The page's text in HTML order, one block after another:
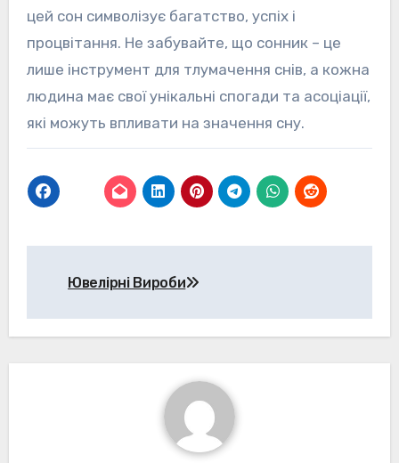
цей сон символізує багатство, успіх і
процвітання. Не забувайте, що сонник – це
лише інструмент для тлумачення снів, а кожна
людина має свої унікальні спогади та асоціації,
які можуть впливати на значення сну.
записів
Ювелірні Вироби